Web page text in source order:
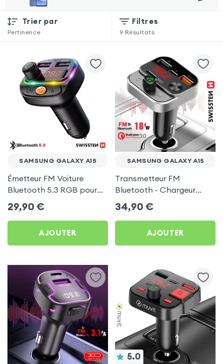
Trier par
Pertinence
Filtres
9 Résultats
SAMSUNG GALAXY A15
Émetteur FM Voiture
Bluetooth 5.3 RGB pour
Samsung Galaxy A15
29,90 €
AJOUTER
SAMSUNG GALAXY A15
Transmetteur FM
Bluetooth - Chargeur
Voiture USB C + USB -
Swissten
34,90 €
AJOUTER
5.0